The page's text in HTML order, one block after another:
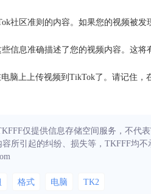
社区准则的内容。如果您的视频被发
信息准确描述了您的视频内容。这将
脑上上传视频到TikTok了。请记住
仅提供信息存储空间服务，不代
所引起的纠纷、损失等，TKFFF均
格式 电脑 TK2